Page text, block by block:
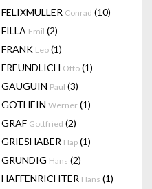
FELIXMULLER Conrad (10)
FILLA Emil (2)
FRANK Leo (1)
FREUNDLICH Otto (1)
GAUGUIN Paul (3)
GOTHEIN Werner (1)
GRAF Gottfried (2)
GRIESHABER Hap (1)
GRUNDIG Hans (2)
HAFFENRICHTER Hans (1)